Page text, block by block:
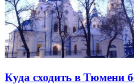
Куда сходить в Тюмени